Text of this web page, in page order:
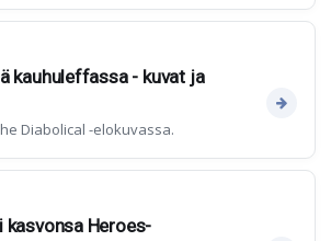
kauhuleffassa - kuvat ja
Diabolical -elokuvassa.
kasvonsa Heroes-